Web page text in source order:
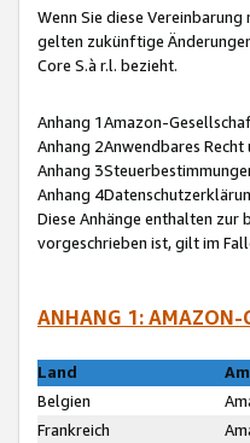
Wenn Sie diese
gelten zukünftige
Core S.à r.l. bezieht.
Anhang 1Amazon-
Anhang 2Anwendbares
Anhang
Anhang
Diese Anhänge enthalten zur
vorgeschrieben ist, gilt im
ANHANG 1: AMAZON-
Land
Belgien
Frankreich